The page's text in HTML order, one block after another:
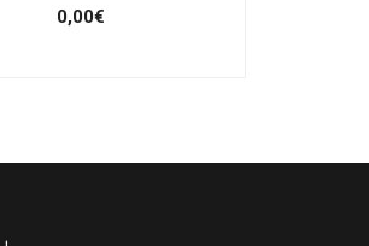
0,00€